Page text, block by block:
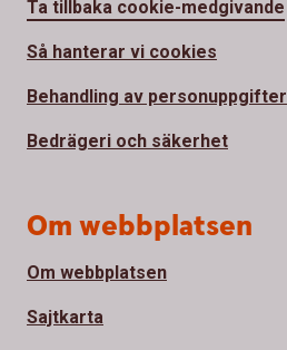
Ta tillbaka cookie-medgivande
Så hanterar vi cookies
Behandling av personuppgifter
Bedrägeri och säkerhet
Om webbplatsen
Om webbplatsen
Sajtkarta